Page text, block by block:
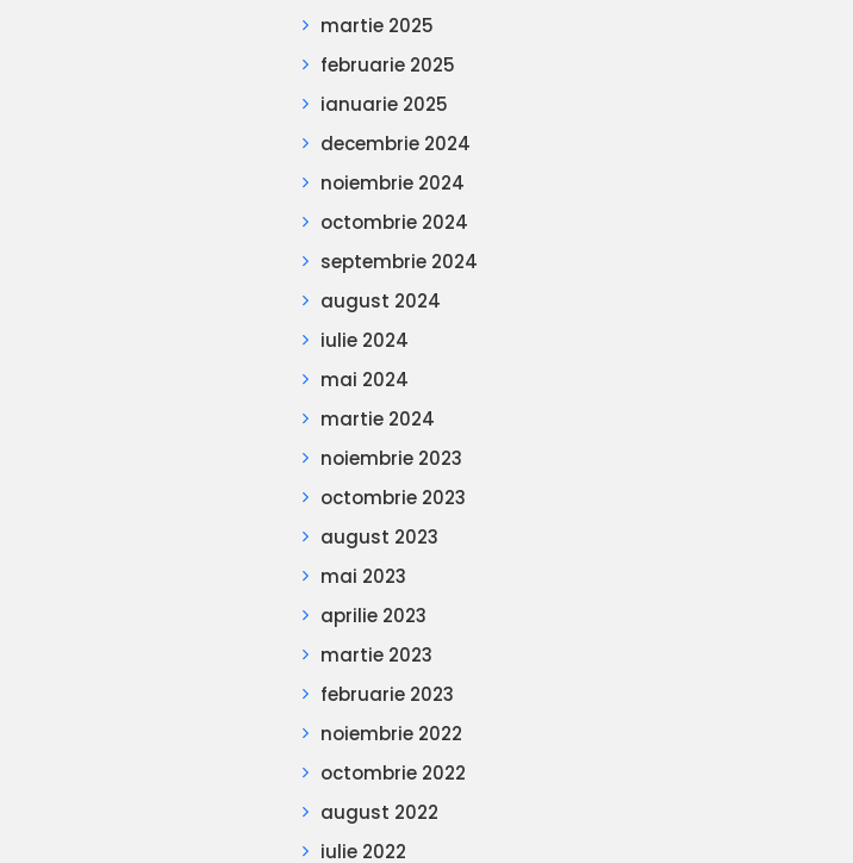
martie 2025
februarie 2025
ianuarie 2025
decembrie 2024
noiembrie 2024
octombrie 2024
septembrie 2024
august 2024
iulie 2024
mai 2024
martie 2024
noiembrie 2023
octombrie 2023
august 2023
mai 2023
aprilie 2023
martie 2023
februarie 2023
noiembrie 2022
octombrie 2022
august 2022
iulie 2022